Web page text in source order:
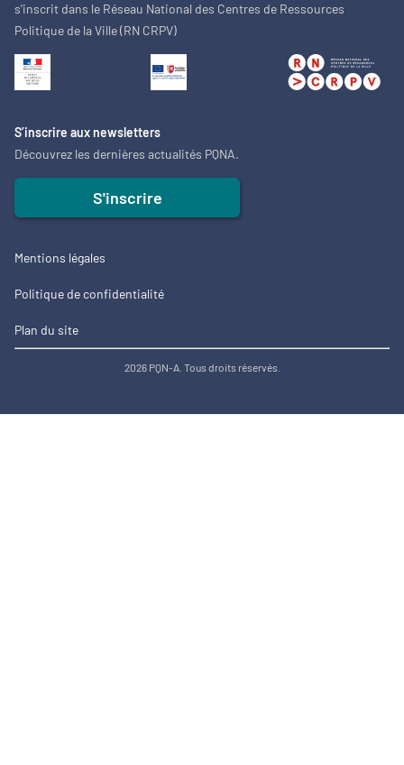
s'inscrit dans le Réseau National des Centres de Ressources
Politique de la Ville (RN CRPV)
S’inscrire aux newsletters
Découvrez les dernières actualités PQNA.
S'inscrire
Mentions légales
Politique de confidentialité
Plan du site
2026 PQN-A. Tous droits réservés.